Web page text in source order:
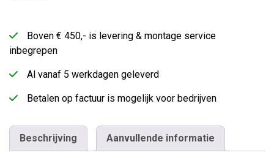
Boven € 450,- is levering & montage service
inbegrepen
Al vanaf 5 werkdagen geleverd
Betalen op factuur is mogelijk voor bedrijven
Beschrijving Aanvullende informatie